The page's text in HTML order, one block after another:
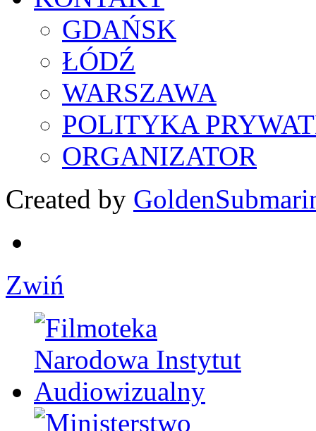
GDAŃSK
ŁÓDŹ
WARSZAWA
POLITYKA
ORGANIZATOR
Created by
Zwiń